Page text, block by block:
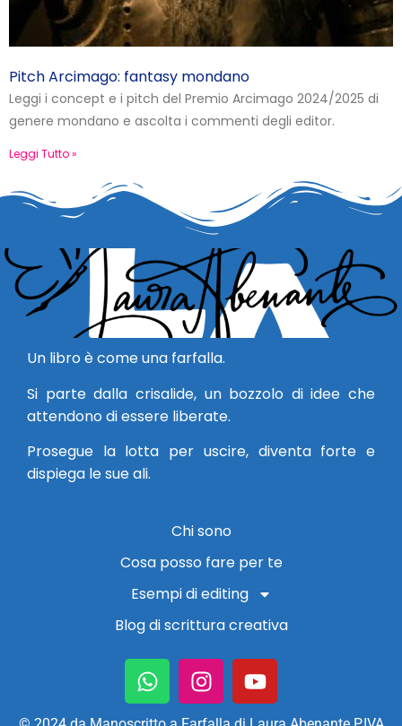
Pitch Arcimago: fantasy mondano
Leggi i concept e i pitch del Premio Arcimago 2024/2025 di
genere mondano e ascolta i commenti degli editor.
Leggi Tutto »
Un libro è come una farfalla.
Si parte dalla crisalide, un bozzolo di idee che
attendono di essere liberate.
Prosegue la lotta per uscire, diventa forte e
dispiega le sue ali.
Chi sono
Cosa posso fare per te
Esempi di editing
Blog di scrittura creativa